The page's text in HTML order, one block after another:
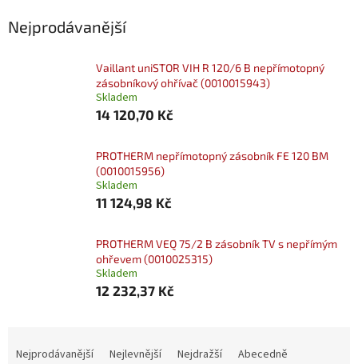
Nejprodávanější
Vaillant uniSTOR VIH R 120/6 B nepřímotopný
zásobníkový ohřívač (0010015943)
Skladem
14 120,70 Kč
PROTHERM nepřímotopný zásobník FE 120 BM
(0010015956)
Skladem
11 124,98 Kč
PROTHERM VEQ 75/2 B zásobník TV s nepřímým
ohřevem (0010025315)
Skladem
12 232,37 Kč
Nejprodávanější Nejlevnější Nejdražší Abecedně